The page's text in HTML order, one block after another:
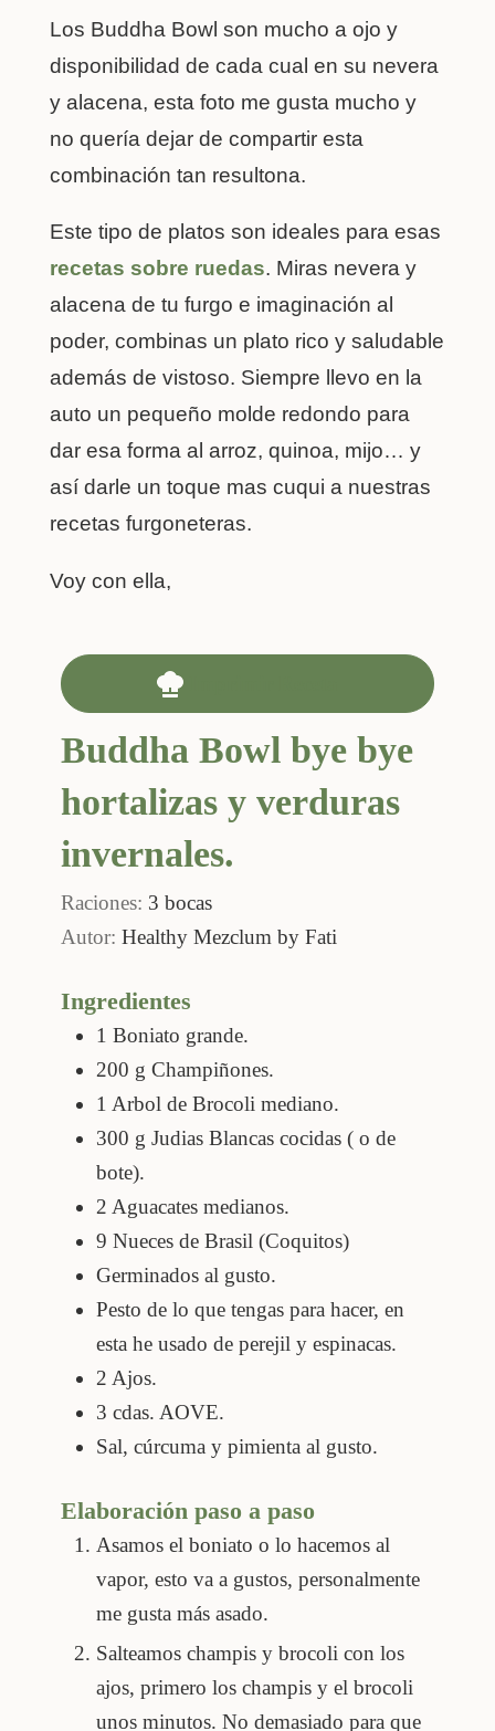
Los Buddha Bowl son mucho a ojo y
disponibilidad de cada cual en su nevera
y alacena, esta foto me gusta mucho y
no quería dejar de compartir esta
combinación tan resultona.
Este tipo de platos son ideales para esas
recetas sobre ruedas. Miras nevera y
alacena de tu furgo e imaginación al
poder, combinas un plato rico y saludable
además de vistoso. Siempre llevo en la
auto un pequeño molde redondo para
dar esa forma al arroz, quinoa, mijo… y
así darle un toque mas cuqui a nuestras
recetas furgoneteras.
Voy con ella,
Buddha Bowl bye bye
hortalizas y verduras
invernales.
Raciones: 3 bocas
Autor: Healthy Mezclum by Fati
Ingredientes
1 Boniato grande.
200 g Champiñones.
1 Arbol de Brocoli mediano.
300 g Judias Blancas cocidas ( o de
bote).
2 Aguacates medianos.
9 Nueces de Brasil (Coquitos)
Germinados al gusto.
Pesto de lo que tengas para hacer, en
esta he usado de perejil y espinacas.
2 Ajos.
3 cdas. AOVE.
Sal, cúrcuma y pimienta al gusto.
Elaboración paso a paso
Asamos el boniato o lo hacemos al
vapor, esto va a gustos, personalmente
me gusta más asado.
Salteamos champis y brocoli con los
ajos, primero los champis y el brocoli
unos minutos. No demasiado para que